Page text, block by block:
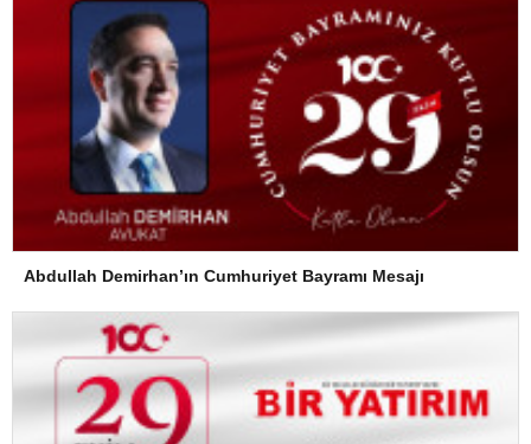
Abdullah Demirhan’ın Cumhuriyet Bayramı Mesajı